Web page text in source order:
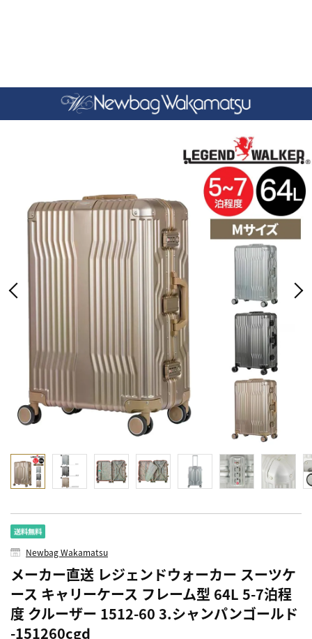
Newbag Wakamatsu
メーカー直送 レジェンドウォーカー スーツケ
ース キャリーケース フレーム型 64L 5-7泊程
度 クルーザー 1512-60 3.シャンパンゴールド
-151260cgd